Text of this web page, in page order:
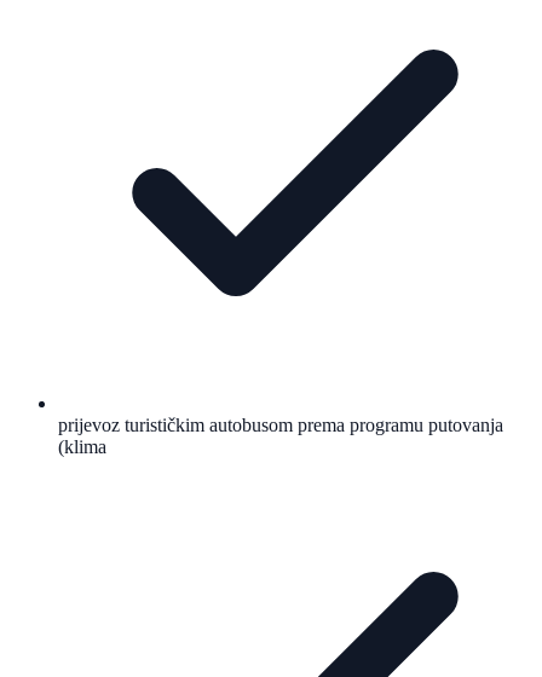
prijevoz turističkim autobusom prema programu putovanja
(klima